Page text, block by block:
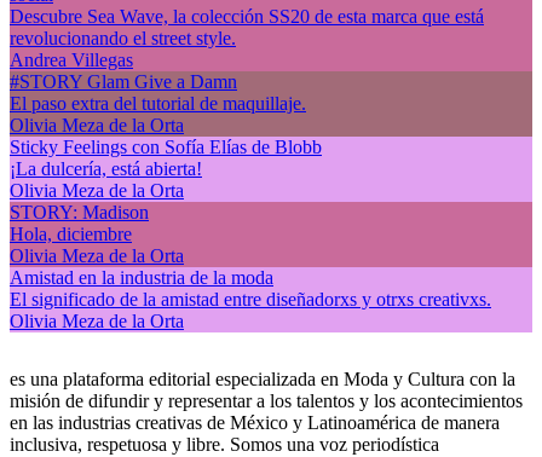
Descubre Sea Wave, la colección SS20 de esta marca que está
revolucionando el street style.
Andrea Villegas
#STORY Glam Give a Damn
El paso extra del tutorial de maquillaje.
Olivia Meza de la Orta
Sticky Feelings con Sofía Elías de Blobb
¡La dulcería, está abierta!
Olivia Meza de la Orta
STORY: Madison
Hola, diciembre
Olivia Meza de la Orta
Amistad en la industria de la moda
El significado de la amistad entre diseñadorxs y otrxs creativxs.
Olivia Meza de la Orta
es una plataforma editorial especializada en Moda y Cultura con la
misión de difundir y representar a los talentos y los acontecimientos
en las industrias creativas de México y Latinoamérica de manera
inclusiva, respetuosa y libre. Somos una voz periodística